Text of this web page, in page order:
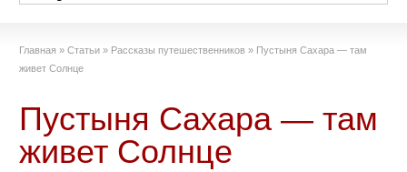
Главная » Статьи » Рассказы путешественников » Пустыня Сахара — там
живет Солнце
Пустыня Сахара — там
живет Солнце